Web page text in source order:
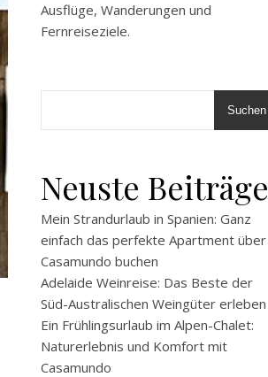
Ausflüge, Wanderungen und
Fernreiseziele.
Suchen
Neuste Beiträge
Mein Strandurlaub in Spanien: Ganz
einfach das perfekte Apartment über
Casamundo buchen
Adelaide Weinreise: Das Beste der
Süd-Australischen Weingüter erleben
Ein Frühlingsurlaub im Alpen-Chalet:
Naturerlebnis und Komfort mit
Casamundo